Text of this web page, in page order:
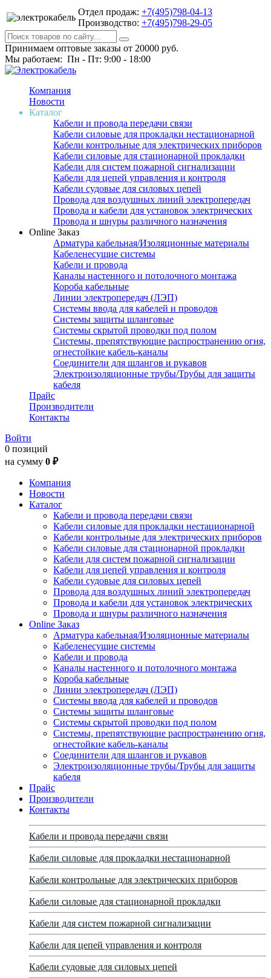
Отдел продаж: +7(495)798-04-13
Производство: +7(495)798-29-05
Принимаем оптовые заказы от 20000 руб.
Мы работаем: Пн - Пт: 9:00 - 18:00
Компания
Новости
Каталог
Кабели и провода передачи связи
Кабели силовые для прокладки нестационарной
Кабели контрольные для электрических приборов
Кабели силовые для стационарной прокладки
Кабели для систем пожарной сигнализации
Кабели для цепей управления и контроля
Кабели судовые для силовых цепей
Провода для воздушных линий электропередач
Провода и кабели для установок электрических
Провода и шнуры различного назначения
Online Заказ
Арматура кабельная/Изоляционные материалы
Кабеленесущие системы
Кабели и провода
Каналы настенного и потолочного монтажа
Короба кабельные
Линии электропередач (ЛЭП)
Системы ввода для кабелей и проводов
Системы защиты шланговые
Системы скрытой проводки под полом
Системы, препятствующие распространению огня,
огнестойкие кабель-каналы
Соединители для шлангов и рукавов
Электроизоляционные трубы/Трубы для защиты
кабеля
Прайс
Производители
Контакты
Войти
0 позиций
на сумму 0 ₽
Компания
Новости
Каталог
Кабели и провода передачи связи
Кабели силовые для прокладки нестационарной
Кабели контрольные для электрических приборов
Кабели силовые для стационарной прокладки
Кабели для систем пожарной сигнализации
Кабели для цепей управления и контроля
Кабели судовые для силовых цепей
Провода для воздушных линий электропередач
Провода и кабели для установок электрических
Провода и шнуры различного назначения
Online Заказ
Арматура кабельная/Изоляционные материалы
Кабеленесущие системы
Кабели и провода
Каналы настенного и потолочного монтажа
Короба кабельные
Линии электропередач (ЛЭП)
Системы ввода для кабелей и проводов
Системы защиты шланговые
Системы скрытой проводки под полом
Системы, препятствующие распространению огня,
огнестойкие кабель-каналы
Соединители для шлангов и рукавов
Электроизоляционные трубы/Трубы для защиты
кабеля
Прайс
Производители
Контакты
Кабели и провода передачи связи
Кабели силовые для прокладки нестационарной
Кабели контрольные для электрических приборов
Кабели силовые для стационарной прокладки
Кабели для систем пожарной сигнализации
Кабели для цепей управления и контроля
Кабели судовые для силовых цепей